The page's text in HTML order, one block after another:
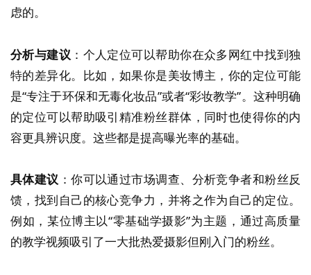
虑的。
分析与建议 ：个人定位可以帮助你在众多网红中找到独
特的差异化。比如，如果你是美妆博主，你的定位可能
是“专注于环保和无毒化妆品”或者“彩妆教学”。这种明确
的定位可以帮助吸引精准粉丝群体，同时也使得你的内
容更具辨识度。这些都是提高曝光率的基础。
具体建议 ：你可以通过市场调查、分析竞争者和粉丝反
馈，找到自己的核心竞争力，并将之作为自己的定位。
例如，某位博主以“零基础学摄影”为主题，通过高质量
的教学视频吸引了一大批热爱摄影但刚入门的粉丝。